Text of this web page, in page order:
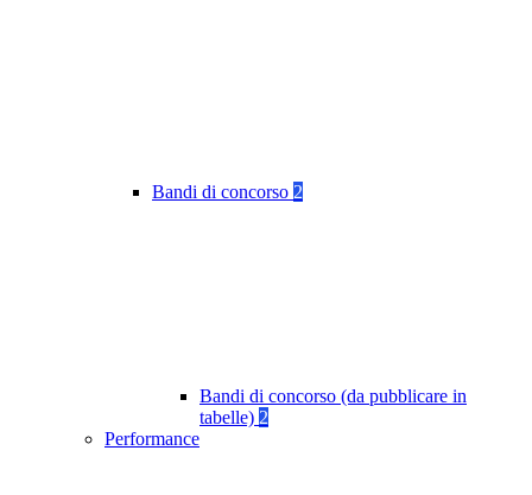
Bandi di concorso 2
Bandi di concorso (da pubblicare in
tabelle) 2
Performance